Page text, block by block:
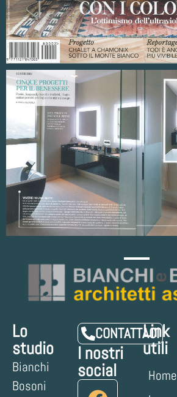
Lo
studio
Bianchi
Bosoni
CONTATTACI
I nostri
social
Link
utili
Home